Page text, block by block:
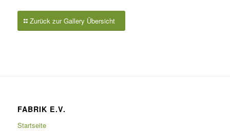
Zurück zur Gallery Übersicht
FABRIK E.V.
Startseite